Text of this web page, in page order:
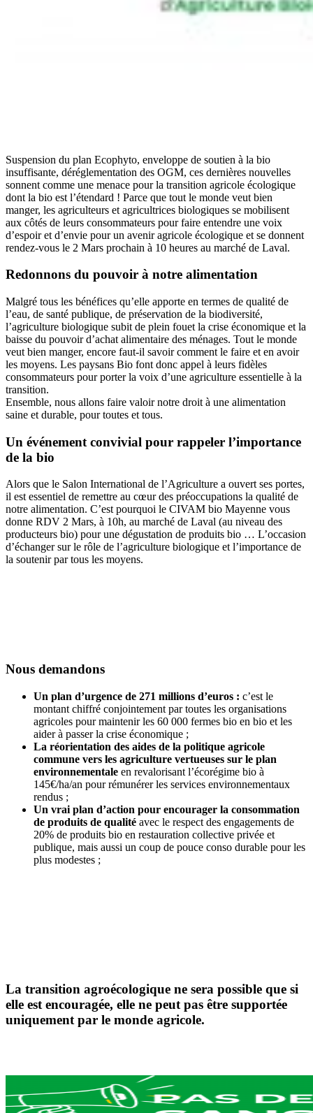
Suspension du plan Ecophyto, enveloppe de soutien à la bio
insuffisante, déréglementation des OGM, ces dernières nouvelles
sonnent comme une menace pour la transition agricole écologique
dont la bio est l’étendard ! Parce que tout le monde veut bien
manger, les agriculteurs et agricultrices biologiques se mobilisent
aux côtés de leurs consommateurs pour faire entendre une voix
d’espoir et d’envie pour un avenir agricole écologique et se donnent
rendez-vous le 2 Mars prochain à 10 heures au marché de Laval.
Redonnons du pouvoir à notre alimentation
Malgré tous les bénéfices qu’elle apporte en termes de qualité de
l’eau, de santé publique, de préservation de la biodiversité,
l’agriculture biologique subit de plein fouet la crise économique et la
baisse du pouvoir d’achat alimentaire des ménages. Tout le monde
veut bien manger, encore faut-il savoir comment le faire et en avoir
les moyens. Les paysans Bio font donc appel à leurs fidèles
consommateurs pour porter la voix d’une agriculture essentielle à la
transition.
Ensemble, nous allons faire valoir notre droit à une alimentation
saine et durable, pour toutes et tous.
Un événement convivial pour rappeler l’importance
de la bio
Alors que le Salon International de l’Agriculture a ouvert ses portes,
il est essentiel de remettre au cœur des préoccupations la qualité de
notre alimentation. C’est pourquoi le CIVAM bio Mayenne vous
donne RDV 2 Mars, à 10h, au marché de Laval (au niveau des
producteurs bio) pour une dégustation de produits bio … L’occasion
d’échanger sur le rôle de l’agriculture biologique et l’importance de
la soutenir par tous les moyens.
Nous demandons
Un plan d’urgence de 271 millions d’euros : c’est le
montant chiffré conjointement par toutes les organisations
agricoles pour maintenir les 60 000 fermes bio en bio et les
aider à passer la crise économique ;
La réorientation des aides de la politique agricole
commune vers les agriculture vertueuses sur le plan
environnementale en revalorisant l’écorégime bio à
145€/ha/an pour rémunérer les services environnementaux
rendus ;
Un vrai plan d’action pour encourager la consommation
de produits de qualité avec le respect des engagements de
20% de produits bio en restauration collective privée et
publique, mais aussi un coup de pouce conso durable pour les
plus modestes ;
La transition agroécologique ne sera possible que si
elle est encouragée, elle ne peut pas être supportée
uniquement par le monde agricole.